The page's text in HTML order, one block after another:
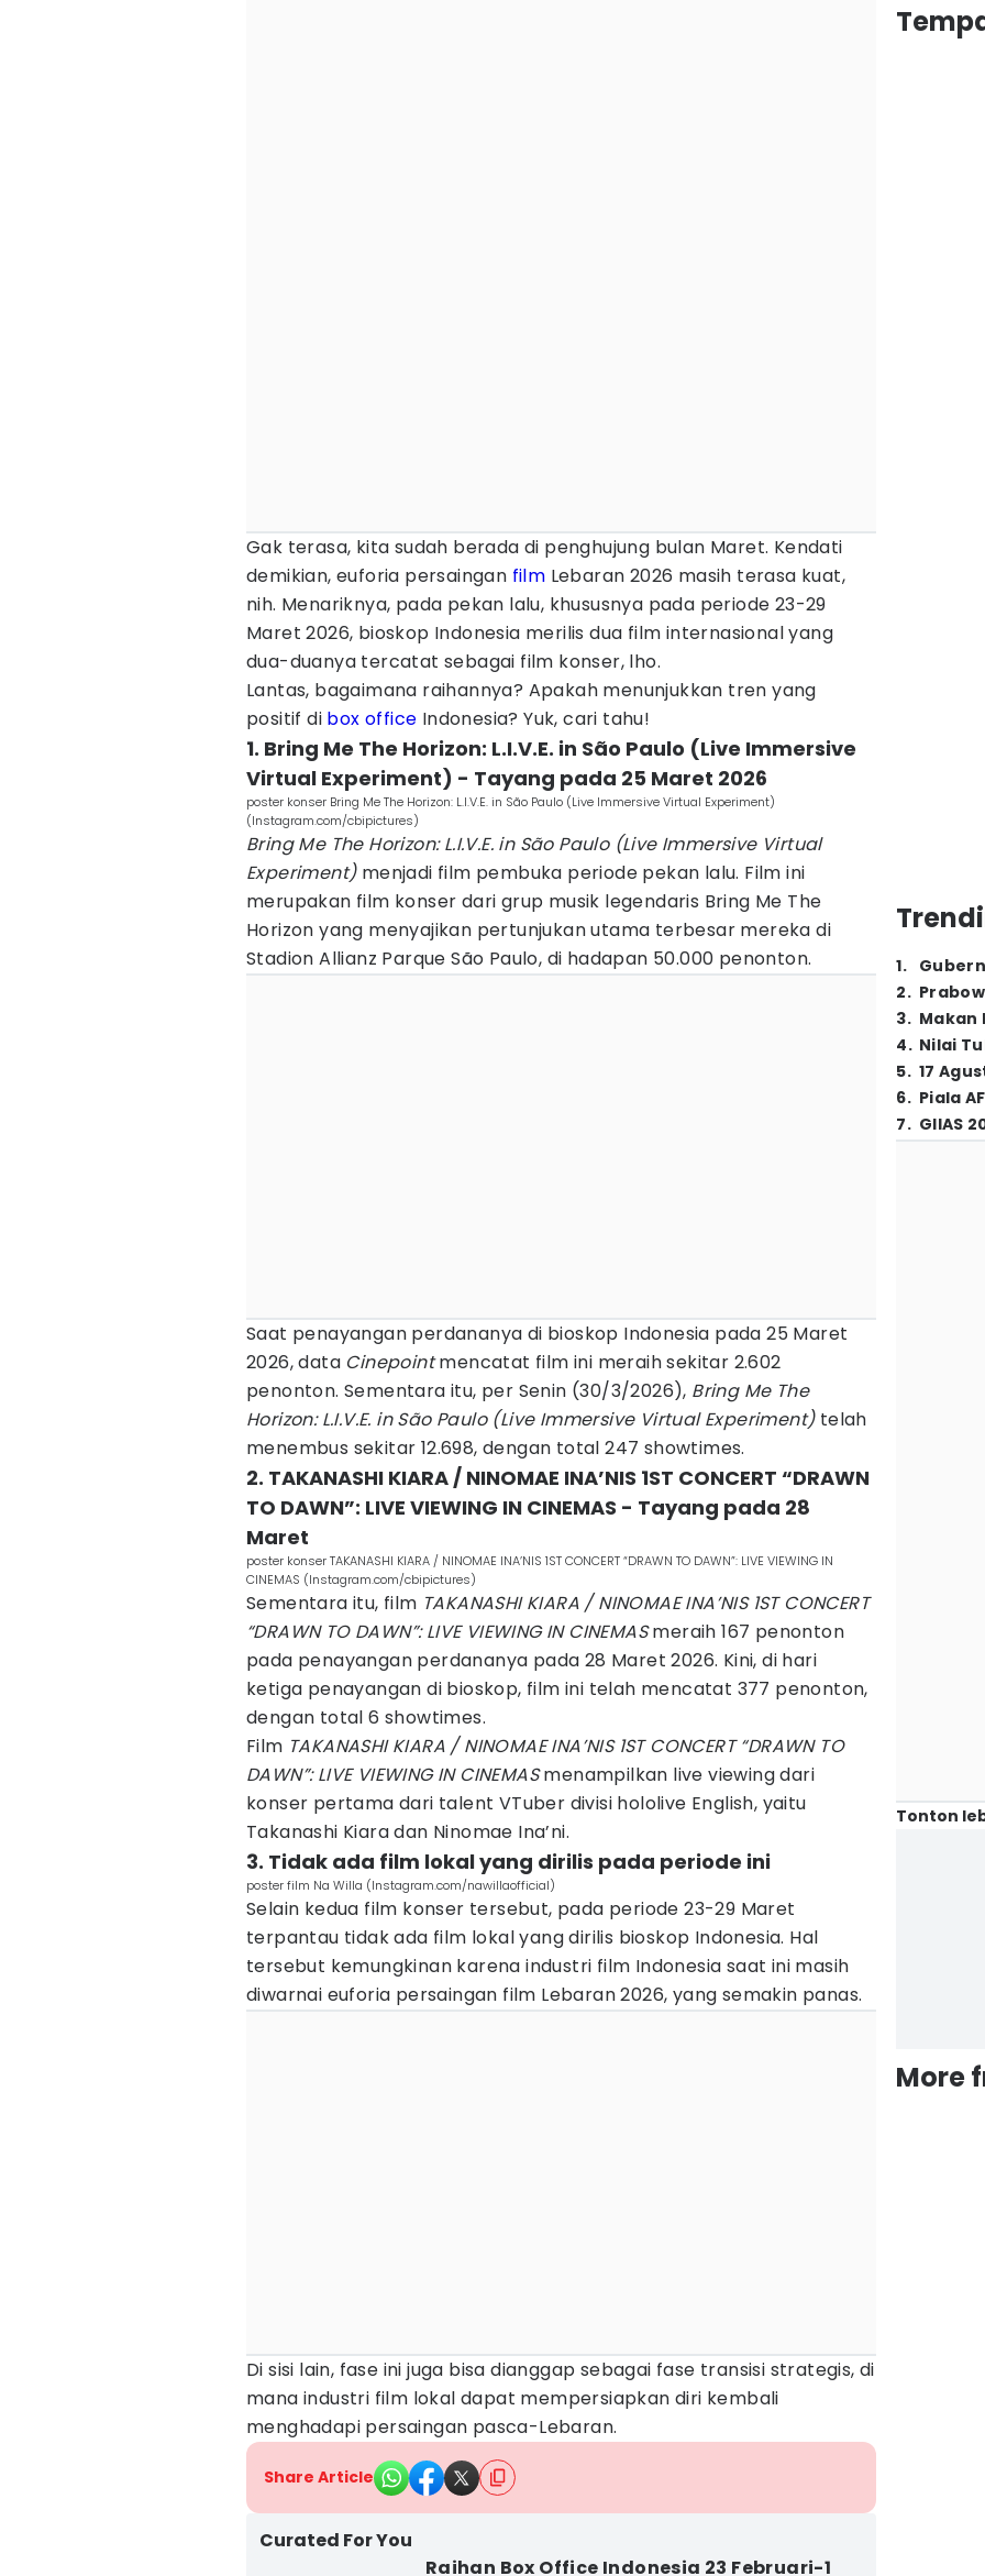
Gak terasa, kita sudah berada di penghujung bulan Maret. Kendati
demikian, euforia persaingan film Lebaran 2026 masih terasa kuat,
nih. Menariknya, pada pekan lalu, khususnya pada periode 23-29
Maret 2026, bioskop Indonesia merilis dua film internasional yang
dua-duanya tercatat sebagai film konser, lho.
Lantas, bagaimana raihannya? Apakah menunjukkan tren yang
positif di box office Indonesia? Yuk, cari tahu!
1. Bring Me The Horizon: L.I.V.E. in São Paulo (Live Immersive
Virtual Experiment) - Tayang pada 25 Maret 2026
poster konser Bring Me The Horizon: L.I.V.E. in São Paulo (Live Immersive Virtual Experiment)
(Instagram.com/cbipictures)
Bring Me The Horizon: L.I.V.E. in São Paulo (Live Immersive Virtual
Experiment) menjadi film pembuka periode pekan lalu. Film ini
merupakan film konser dari grup musik legendaris Bring Me The
Horizon yang menyajikan pertunjukan utama terbesar mereka di
Stadion Allianz Parque São Paulo, di hadapan 50.000 penonton.
Saat penayangan perdananya di bioskop Indonesia pada 25 Maret
2026, data Cinepointmencatat film ini meraih sekitar 2.602
penonton. Sementara itu, per Senin (30/3/2026), Bring Me The
Horizon: L.I.V.E. in São Paulo (Live Immersive Virtual Experiment) telah
menembus sekitar 12.698, dengan total 247 showtimes.
2. TAKANASHI KIARA / NINOMAE INA’NIS 1ST CONCERT “DRAWN
TO DAWN”: LIVE VIEWING IN CINEMAS - Tayang pada 28
Maret
poster konser TAKANASHI KIARA / NINOMAE INA’NIS 1ST CONCERT “DRAWN TO DAWN”: LIVE VIEWING IN
CINEMAS (Instagram.com/cbipictures)
Sementara itu, film TAKANASHI KIARA / NINOMAE INA’NIS 1ST CONCERT
“DRAWN TO DAWN”: LIVE VIEWING IN CINEMASmeraih 167 penonton
pada penayangan perdananya pada 28 Maret 2026. Kini, di hari
ketiga penayangan di bioskop, film ini telah mencatat 377 penonton,
dengan total 6 showtimes.
Film TAKANASHI KIARA / NINOMAE INA’NIS 1ST CONCERT “DRAWN TO
DAWN”: LIVE VIEWING IN CINEMASmenampilkan live viewing dari
konser pertama dari talent VTuber divisi hololive English, yaitu
Takanashi Kiara dan Ninomae Ina’ni.
3. Tidak ada film lokal yang dirilis pada periode ini
poster film Na Willa (Instagram.com/nawillaofficial)
Selain kedua film konser tersebut, pada periode 23-29 Maret
terpantau tidak ada film lokal yang dirilis bioskop Indonesia. Hal
tersebut kemungkinan karena industri film Indonesia saat ini masih
diwarnai euforia persaingan film Lebaran 2026, yang semakin panas.
Di sisi lain, fase ini juga bisa dianggap sebagai fase transisi strategis, di
mana industri film lokal dapat mempersiapkan diri kembali
menghadapi persaingan pasca-Lebaran.
Share Article
Curated For You
Raihan Box Office Indonesia 23 Februari-1
1.
2.
3. Makan
4. Nilai
5. 17
6. Piala
7. GIIAS
Tonton
More